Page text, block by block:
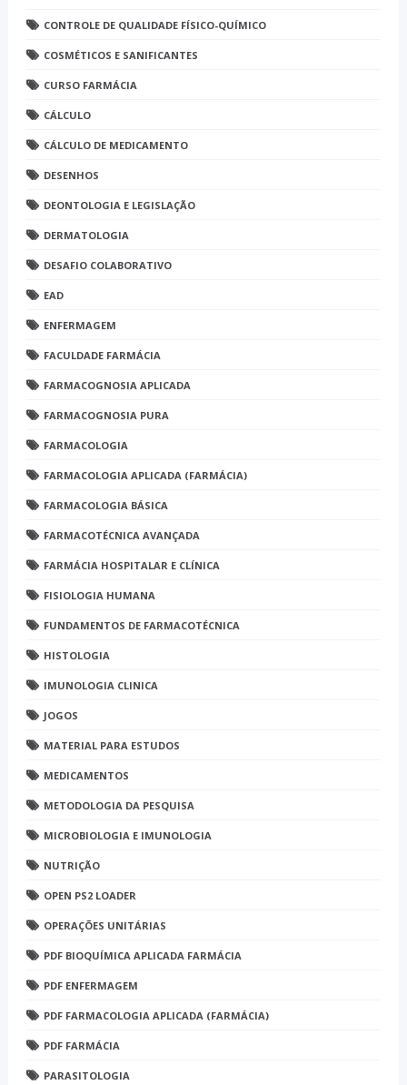
CONTROLE DE QUALIDADE FÍSICO-QUÍMICO
COSMÉTICOS E SANIFICANTES
CURSO FARMÁCIA
CÁLCULO
CÁLCULO DE MEDICAMENTO
DESENHOS
DEONTOLOGIA E LEGISLAÇÃO
DERMATOLOGIA
DESAFIO COLABORATIVO
EAD
ENFERMAGEM
FACULDADE FARMÁCIA
FARMACOGNOSIA APLICADA
FARMACOGNOSIA PURA
FARMACOLOGIA
FARMACOLOGIA APLICADA (FARMÁCIA)
FARMACOLOGIA BÁSICA
FARMACOTÉCNICA AVANÇADA
FARMÁCIA HOSPITALAR E CLÍNICA
FISIOLOGIA HUMANA
FUNDAMENTOS DE FARMACOTÉCNICA
HISTOLOGIA
IMUNOLOGIA CLINICA
JOGOS
MATERIAL PARA ESTUDOS
MEDICAMENTOS
METODOLOGIA DA PESQUISA
MICROBIOLOGIA E IMUNOLOGIA
NUTRIÇÃO
OPEN PS2 LOADER
OPERAÇÕES UNITÁRIAS
PDF BIOQUÍMICA APLICADA FARMÁCIA
PDF ENFERMAGEM
PDF FARMACOLOGIA APLICADA (FARMÁCIA)
PDF FARMÁCIA
PARASITOLOGIA